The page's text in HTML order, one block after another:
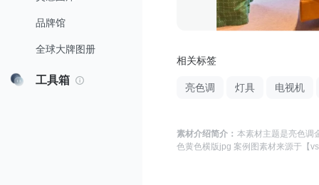
品牌馆
全球大牌图册
工具箱
相关标签
亮色调 灯具 电视机
素材介绍简介： 本素材主题是亮色调
色黄色横版jpg 案例图 素材来源于 【